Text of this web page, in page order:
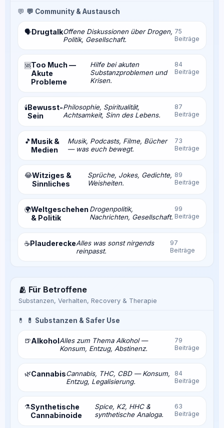
💬 💬 Community & Austausch
🗣️DrugtalkOffene Diskussionen über Drogen,
Politik, Gesellschaft.
75
Beiträge
🆘Too Much —
Akute
Probleme
Hilfe bei akuten
Substanzproblemen und
Krisen.
84
Beiträge
🕯️Bewusst-
Sein
Philosophie, Spiritualität,
Achtsamkeit, Sinn des Lebens.
87
Beiträge
🎵 Musik &
Medien
Musik, Podcasts, Filme, Bücher
— was euch bewegt.
73
Beiträge
😂Witziges &
Sinnliches
Sprüche, Jokes, Gedichte,
Weisheiten.
89
Beiträge
🌍Weltgeschehen
& Politik
Drogenpolitik,
Nachrichten, Gesellschaft.
99
Beiträge
☕PlaudereckeAlles was sonst nirgends
reinpasst.
97
Beiträge
🫂 Für Betroffene
Substanzen, Verhalten, Recovery & Therapie
💊 💊 Substanzen & Safer Use
🍺AlkoholAlles zum Thema Alkohol —
Konsum, Entzug, Abstinenz.
79
Beiträge
🌿CannabisCannabis, THC, CBD — Konsum,
Entzug, Legalisierung.
84
Beiträge
⚗️Synthetische
Cannabinoide
Spice, K2, HHC &
synthetische Analoga.
63
Beiträge